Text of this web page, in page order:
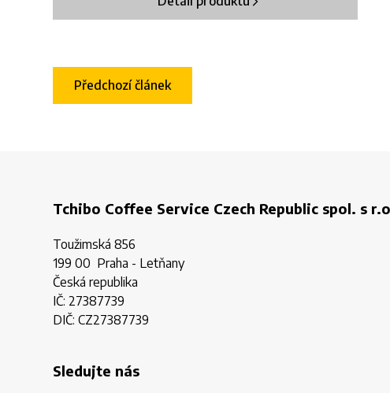
Předchozí článek
Tchibo Coffee Service Czech Republic spol. s
Toužimská 856
199 00 Praha - Letňany
Česká republika
IČ: 27387739
DIČ: CZ27387739
Sledujte nás